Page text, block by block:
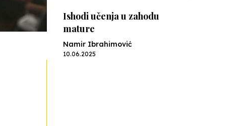
Ishodi učenja u zahodu
mature
Namir Ibrahimović
10.06.2025